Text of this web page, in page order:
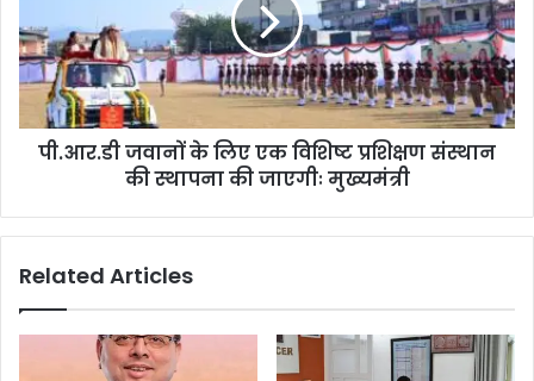
पी.आर.डी जवानों के लिए एक विशिष्ट प्रशिक्षण संस्थान
की स्थापना की जाएगीः मुख्यमंत्री
Related Articles